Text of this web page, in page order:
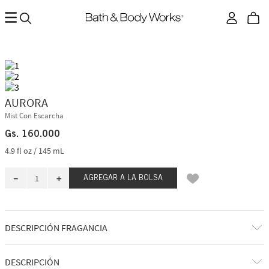
AURORA
Mist Con Escarcha
Gs. 160.000
4.9 fl oz / 145 mL
＋
－ AGREGAR A LA BOLSA
DESCRIPCIÓN FRAGANCIA
amigos por hacer, si mantienes el corazón abierto. Esta encantadora
DESCRIPCIÓN